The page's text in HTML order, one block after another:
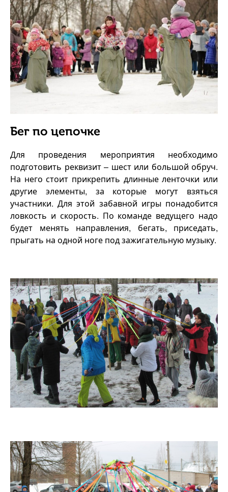
Бег по цепочке
Для проведения мероприятия необходимо
подготовить реквизит – шест или большой обруч.
На него стоит прикрепить длинные ленточки или
другие элементы, за которые могут взяться
участники. Для этой забавной игры понадобится
ловкость и скорость. По команде ведущего надо
будет менять направления, бегать, приседать,
прыгать на одной ноге под зажигательную музыку.